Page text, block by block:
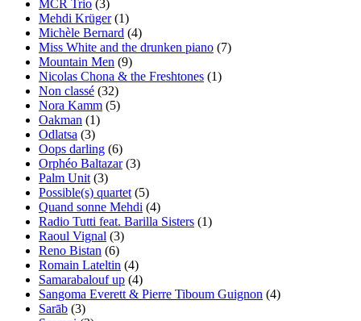
MCR Trio (3)
Mehdi Krüger(1)
Michèle Bernard (4)
Miss White and the drunken piano (7)
Mountain Men (9)
Nicolas Chona & the Freshtones (1)
Non classé (32)
Nora Kamm (5)
Oakman (1)
Odlatsa (3)
Oops darling (6)
Orphéo Baltazar(3)
Palm Unit (3)
Possible(s) quartet (5)
Quand sonne Mehdi (4)
Radio Tutti feat. Barilla Sisters (1)
Raoul Vignal (3)
Reno Bistan (6)
Romain Lateltin (4)
Samarabalouf up (4)
Sangoma Everett & Pierre Tiboum Guignon (4)
Sarāb (3)